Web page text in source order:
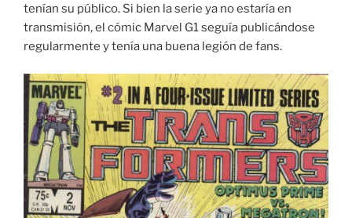
tenían su público. Si bien la serie ya no estaría en
transmisión, el cómic Marvel G1 seguía publicándose
regularmente y tenía una buena legión de fans.